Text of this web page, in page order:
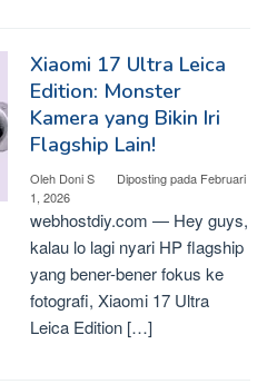
Xiaomi 17 Ultra Leica
Edition: Monster
Kamera yang Bikin Iri
Flagship Lain!
Oleh Doni S Diposting pada Februari
1, 2026
webhostdiy.com — Hey guys,
kalau lo lagi nyari HP flagship
yang bener-bener fokus ke
fotografi, Xiaomi 17 Ultra
Leica Edition […]